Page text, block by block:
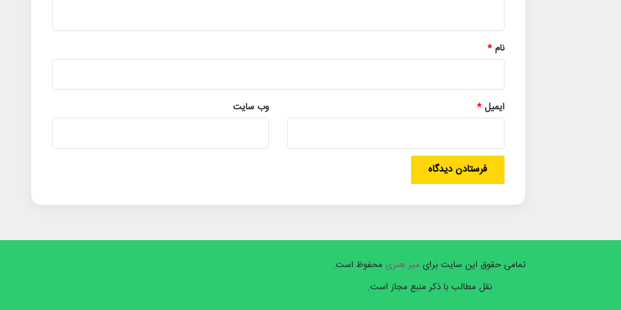
نام*
ایمیل* وب‌ سایت
تمامی حقوق این سایت برای میز هنری محفوظ است.
نقل مطالب با ذکر منبع مجاز است.